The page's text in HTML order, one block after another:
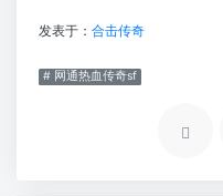
发表于： 合击传奇
# 网通热血传奇sf